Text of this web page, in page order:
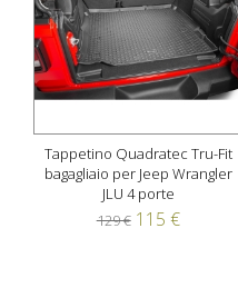
Tappetino Quadratec Tru-Fit
bagagliaio per Jeep Wrangler
JLU 4 porte
129 € 115 €